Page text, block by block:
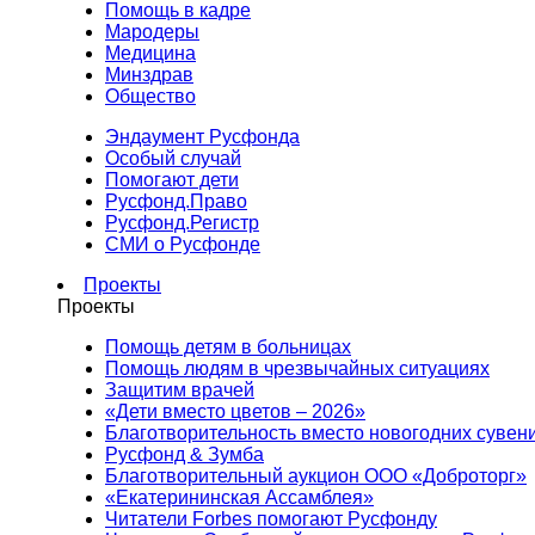
Помощь в кадре
Мародеры
Медицина
Минздрав
Общество
Эндаумент Русфонда
Особый случай
Помогают дети
Русфонд.Право
Русфонд.Регистр
СМИ о Русфонде
Проекты
Проекты
Помощь детям в больницах
Помощь людям в чрезвычайных ситуациях
Защитим врачей
«Дети вместо цветов – 2026»
Благотворительность вместо новогодних
Русфонд & Зумба
Благотворительный аукцион ООО «Доброторг»
«Екатерининская Ассамблея»
Читатели Forbes помогают Русфонду